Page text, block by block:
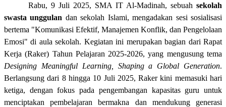
Rabu, 9 Juli 2025, SMA IT Al-Madinah, sebuah sekolah
swasta unggulan dan sekolah Islami, mengadakan sesi sosialisasi
bertema "Komunikasi Efektif, Manajemen Konflik, dan Pengelolaan
Emosi" di aula sekolah. Kegiatan ini merupakan bagian dari Rapat
Kerja (Raker) Tahun Pelajaran 2025-2026, yang mengusung tema
Designing Meaningful Learning, Shaping a Global Generation.
Berlangsung dari 8 hingga 10 Juli 2025, Raker kini memasuki hari
ketiga, dengan fokus pada pengembangan kapasitas guru untuk
menciptakan pembelajaran bermakna dan mendukung generasi